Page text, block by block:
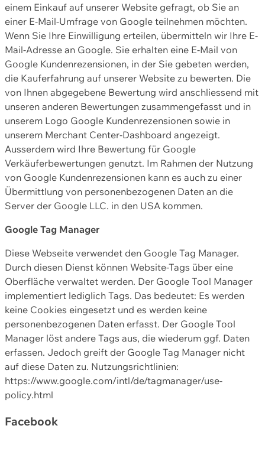
einem Einkauf auf unserer Website gefragt, ob Sie an
einer E-Mail-Umfrage von Google teilnehmen möchten.
Wenn Sie Ihre Einwilligung erteilen, übermitteln wir Ihre E-
Mail-Adresse an Google. Sie erhalten eine E-Mail von
Google Kundenrezensionen, in der Sie gebeten werden,
die Kauferfahrung auf unserer Website zu bewerten. Die
von Ihnen abgegebene Bewertung wird anschliessend mit
unseren anderen Bewertungen zusammengefasst und in
unserem Logo Google Kundenrezensionen sowie in
unserem Merchant Center-Dashboard angezeigt.
Ausserdem wird Ihre Bewertung für Google
Verkäuferbewertungen genutzt. Im Rahmen der Nutzung
von Google Kundenrezensionen kann es auch zu einer
Übermittlung von personenbezogenen Daten an die
Server der Google LLC. in den USA kommen.
Google Tag Manager
Diese Webseite verwendet den Google Tag Manager.
Durch diesen Dienst können Website-Tags über eine
Oberfläche verwaltet werden. Der Google Tool Manager
implementiert lediglich Tags. Das bedeutet: Es werden
keine Cookies eingesetzt und es werden keine
personenbezogenen Daten erfasst. Der Google Tool
Manager löst andere Tags aus, die wiederum ggf. Daten
erfassen. Jedoch greift der Google Tag Manager nicht
auf diese Daten zu. Nutzungsrichtlinien:
https://www.google.com/intl/de/tagmanager/use-
policy.html
Facebook